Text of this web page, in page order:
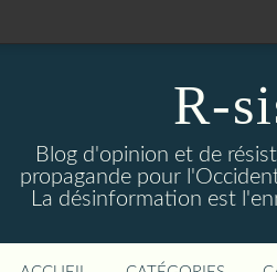
R-
Blog d'opinion et de
propagande pour
La désinformation est